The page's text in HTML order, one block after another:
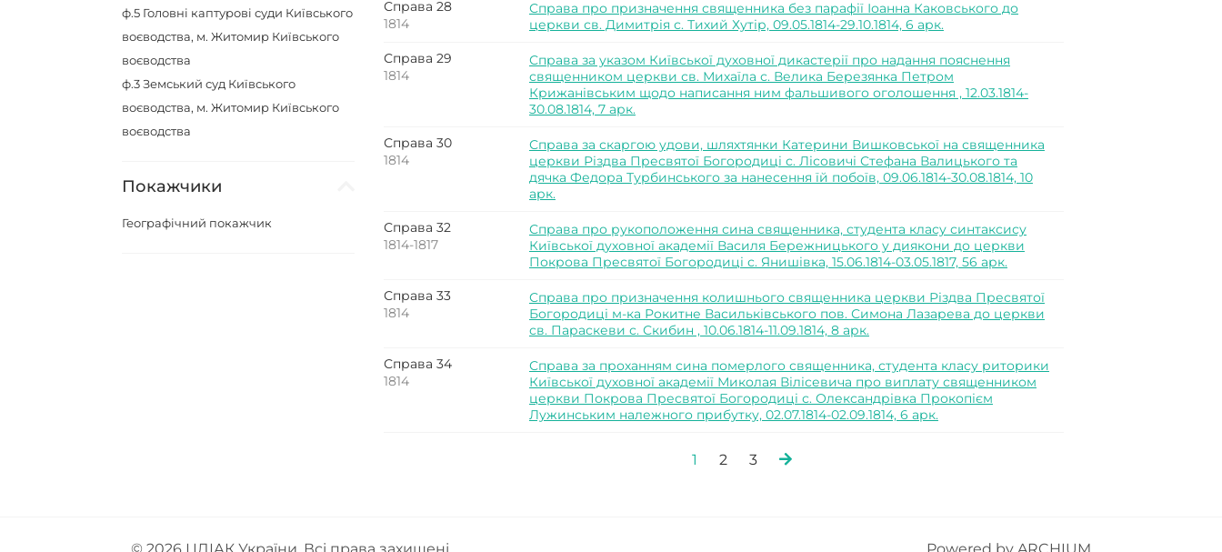
ф.5 Головні каптурові суди Київського
воєводства, м. Житомир Київського
воєводства
ф.3Земський суд Київського
воєводства, м. Житомир Київського
воєводства
Покажчики
Географічний покажчик
Справа 28
1814
Справа про призначення священника без парафії Іоанна Каковського до
церкви св. Димитрія с. Тихий Хутір, 09.05.1814-29.10.1814, 6 арк.
Справа 29
1814
Справа за указом Київської духовної дикастерії про надання пояснення
священником церкви св. Михаїла с. Велика Березянка Петром
Крижанівським щодо написання ним фальшивого оголошення , 12.03.1814-
30.08.1814, 7 арк.
Справа 30
1814
Справа за скаргою удови, шляхтянки Катерини Вишковської на священника
церкви Різдва Пресвятої Богородиці с. Лісовичі Стефана Валицького та
дячка Федора Турбинського за нанесення їй побоїв, 09.06.1814-30.08.1814, 10
арк.
Справа 32
1814-1817
Справа про рукоположення сина священника, студента класу синтаксису
Київської духовної академії Василя Бережницького у диякони до церкви
Покрова Пресвятої Богородиці с. Янишівка, 15.06.1814-03.05.1817, 56 арк.
Справа 33
1814
Справа про призначення колишнього священника церкви Різдва Пресвятої
Богородиці м-ка Рокитне Васильківського пов. Симона Лазарева до церкви
св. Параскеви с. Скибин , 10.06.1814-11.09.1814, 8 арк.
Справа 34
1814
Справа за проханням сина померлого священника, студента класу риторики
Київської духовної академії Миколая Вілісевича про виплату священником
церкви Покрова Пресвятої Богородиці с. Олександрівка Прокопієм
Лужинським належного прибутку, 02.07.1814-02.09.1814, 6 арк.
1 2 3